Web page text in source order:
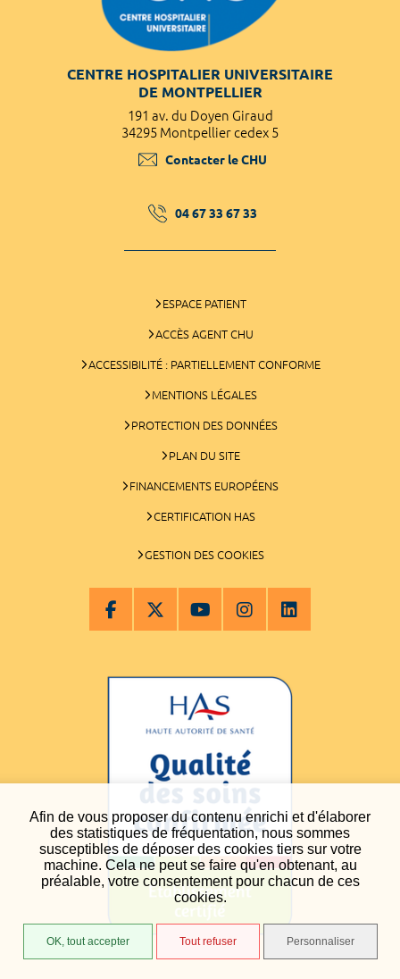
Afin de vous proposer du contenu enrichi et d'élaborer
des statistiques de fréquentation, nous sommes
susceptibles de déposer des cookies tiers sur votre
machine. Cela ne peut se faire qu'en obtenant, au
préalable, votre consentement pour chacun de ces
cookies.
OK, tout accepter Tout refuser Personnaliser
CENTRE HOSPITALIER UNIVERSITAIRE
DE MONTPELLIER
191 av. du Doyen Giraud
34295 Montpellier cedex 5
Contacter le CHU
04 67 33 67 33
ESPACE PATIENT
ACCÈS AGENT CHU
ACCESSIBILITÉ : PARTIELLEMENT CONFORME
MENTIONS LÉGALES
PROTECTION DES DONNÉES
PLAN DU SITE
FINANCEMENTS EUROPÉENS
CERTIFICATION HAS
GESTION DES COOKIES